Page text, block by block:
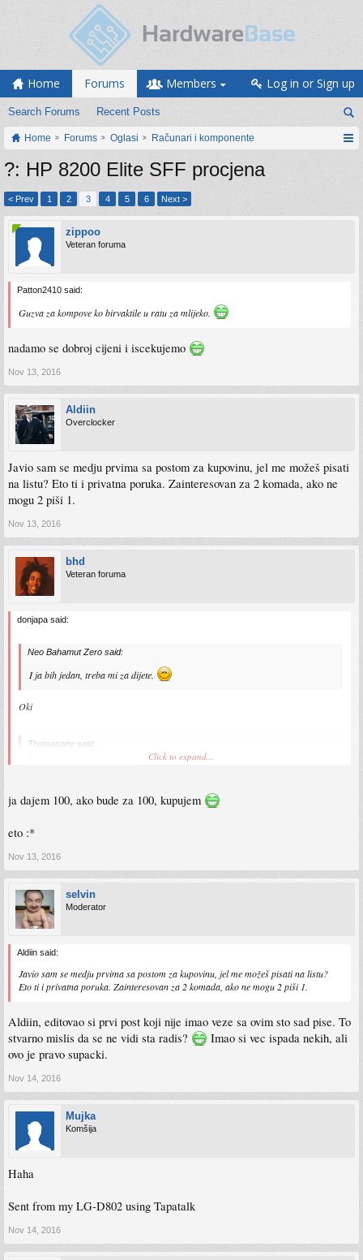
Home Forums
Search Forums Recent Posts
Members Log in or Sign up
Home Forums Oglasi Računari i komponente
?: HP 8200 Elite SFF procjena
< Prev 1 2 3 4 5 6 Next >
zippoo
Veteran foruma
Patton2410 said:
Guzva za kompove ko birvaktile u ratu za mlijeko.
nadamo se dobroj cijeni i iscekujemo
Nov 13, 2016
Aldiin
Overclocker
Javio sam se medju prvima sa postom za kupovinu, jel me možeš pisati
na listu? Eto ti i privatna poruka. Zainteresovan za 2 komada, ako ne
mogu 2 piši 1.
Nov 13, 2016
bhd
Veteran foruma
donjapa said:
Neo Bahamut Zero said:
I ja bih jedan, treba mi za dijete.
Oki
Thomasony said:
Valjao bi i meni jedan, ali sa zvaničnom potvrdom za 24h. Toliko traje aukcija
Pa ću harvestati ram i procesor, a ugurat mu kakav i3 i 4 gige rama na ploču
pa nek onda ide budi zašta nekome u kuću za interneta. Potvrda sutra, ako
sumnjam da ce moci ici za 90 KM (prilicno sam siguran da nece) kao sto si
pomenuo u prethodnom postu.
Click to expand...
ja dajem 100, ako bude za 100, kupujem
eto :*
Nov 13, 2016
selvin
Moderator
Aldiin said:
Javio sam se medju prvima sa postom za kupovinu, jel me možeš pisati na listu?
Eto ti i privatna poruka. Zainteresovan za 2 komada, ako ne mogu 2 piši 1.
Aldiin, editovao si prvi post koji nije imao veze sa ovim sto sad pise. To
stvarno mislis da se ne vidi sta radis?
Imao si vec ispada nekih, ali
ovo je pravo supacki.
Nov 14, 2016
Mujka
Komšija
Haha
Sent from my LG-D802 using Tapatalk
Nov 14, 2016